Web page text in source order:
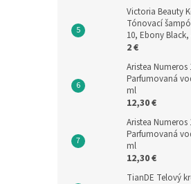
Victoria Beauty
Tónovací
10, Ebony
2 €
Aristea Numeros
Parfumovaná
ml
12,30 €
Aristea Numeros
Parfumovaná
ml
12,30 €
TianDE Telový